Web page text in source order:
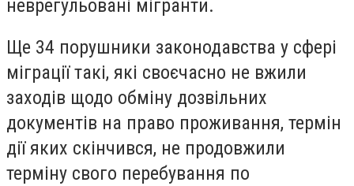
неврегульовані мігранти.
Ще 34 порушники законодавства у сфері
міграції такі, які своєчасно не вжили
заходів щодо обміну дозвільних
документів на право проживання, термін
дії яких скінчився, не продовжили
терміну свого перебування по